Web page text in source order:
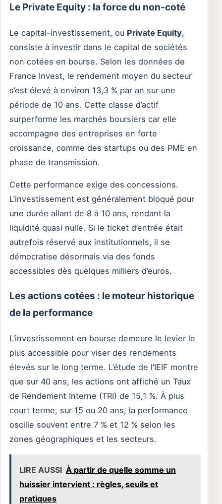
Le Private Equity : la force du non-coté
Le capital-investissement, ou Private Equity,
consiste à investir dans le capital de sociétés
non cotées en bourse. Selon les données de
France Invest, le rendement moyen du secteur
s’est élevé à environ 13,3 % par an sur une
période de 10 ans. Cette classe d’actif
surperforme les marchés boursiers car elle
accompagne des entreprises en forte
croissance, comme des startups ou des PME en
phase de transmission.
Cette performance exige des concessions.
L’investissement est généralement bloqué pour
une durée allant de 8 à 10 ans, rendant la
liquidité quasi nulle. Si le ticket d’entrée était
autrefois réservé aux institutionnels, il se
démocratise désormais via des fonds
accessibles dès quelques milliers d’euros.
Les actions cotées : le moteur historique
de la performance
L’investissement en bourse demeure le levier le
plus accessible pour viser des rendements
élevés sur le long terme. L’étude de l’IEIF montre
que sur 40 ans, les actions ont affiché un Taux
de Rendement Interne (TRI) de 15,1 %. À plus
court terme, sur 15 ou 20 ans, la performance
oscille souvent entre 7 % et 12 % selon les
zones géographiques et les secteurs.
LIRE AUSSI À partir de quelle somme un
huissier intervient : règles, seuils et
pratiques